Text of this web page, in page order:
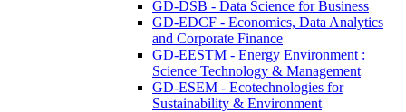
GD-DSB - Data Science for Business
GD-EDCF - Economics, Data Analytics
and Corporate Finance
GD-EESTM - Energy Environment :
Science Technology & Management
GD-ESEM - Ecotechnologies for
Sustainability & Environment